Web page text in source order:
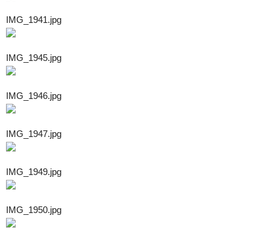
IMG_1941.jpg
IMG_1945.jpg
IMG_1946.jpg
IMG_1947.jpg
IMG_1949.jpg
IMG_1950.jpg